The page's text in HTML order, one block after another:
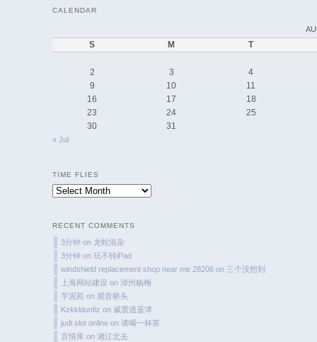
CALENDAR
S M T
2 3
4
9
10
11
16
17
18
23
24
25
30
31
« Jul
TIME FLIES
Time
RECENT COMMENTS
3分钟 on 龙蛇混杂
3分钟 on玩不转iPad
windshield replacement shop near me 28206 on 三个没想到
上海网站建设 on漳州杨梅
芋泥苑 on 观音桥头
Kzkkldunfiz on 威震逍遥津
judi slot online on请喝一杯茶
言情库 on湘江北去